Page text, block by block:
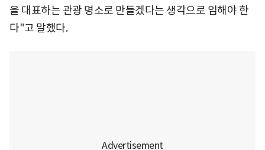
을 대표하는 관광 명소로 만들겠다는 생각으로 임해야 한
다"고 말했다.